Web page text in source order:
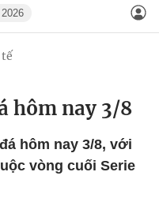
tế
hôm nay 3/8
hôm nay 3/8, với
vòng cuối Serie